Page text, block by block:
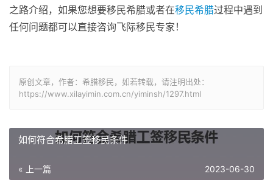
之路介绍，如果您想要移民希腊或者在移民希腊过程中遇到
任何问题都可以直接咨询飞际移民专家！
原创文章，作者：希腊移民，如若转载，请注明出处：
https://www.xilayimin.com.cn/yiminsh/1297.html
如何符合希腊工签移民条件
« 上一篇 2023-06-30